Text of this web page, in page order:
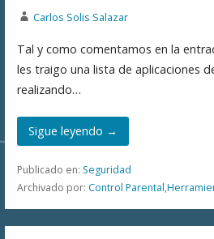
Carlos Solis Salazar
Tal y como comentamos en la
les traigo una lista de aplicaciones
realizando…
Sigue leyendo →
Publicado en: Seguridad
Archivado por: Control Parental,